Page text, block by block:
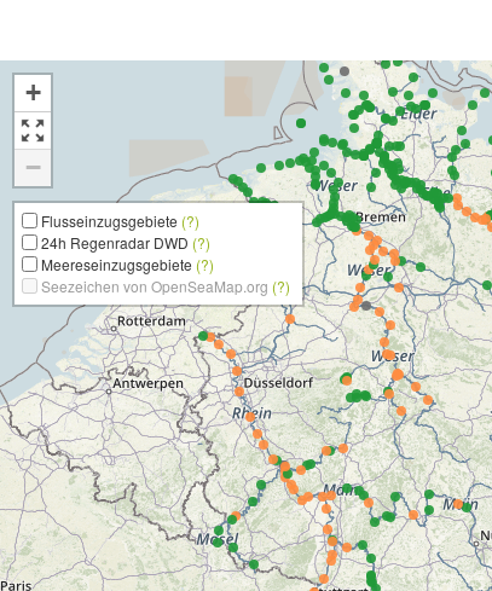
+
−
Flusseinzugsgebiete (?)
24h Regenradar DWD (?)
Meereseinzugsgebiete (?)
Seezeichen von OpenSeaMap.org (?)